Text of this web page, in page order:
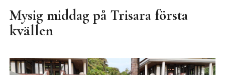
Mysig middag på Trisara första
kvällen